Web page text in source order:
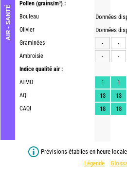
AIR - SANTÉ
Pollen (grains/m³) :
Bouleau
Olivier
Graminées
Ambroisie
Indice qualité air :
ATMO
AQI
CAQI
Données
Données
-
-
-
-
1 1
13
13
18
18
Prévisions établies en heure
Légende